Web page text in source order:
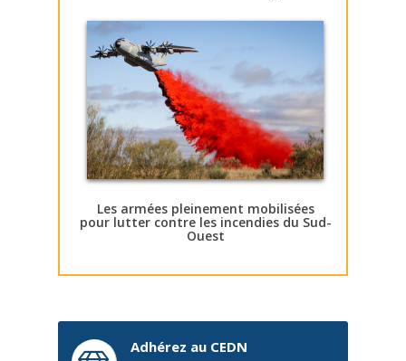
Les armées pleinement mobilisées
pour lutter contre les incendies du Sud-
Ouest
Adhérez au CEDN